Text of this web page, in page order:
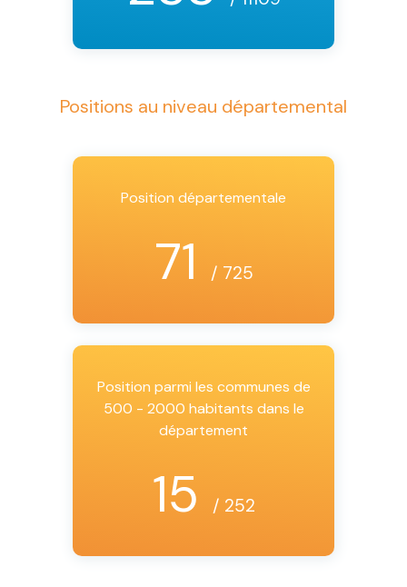
Positions au niveau départemental
Position départementale
71 / 725
Position parmi les communes de
500 - 2000 habitants dans le
département
15 / 252